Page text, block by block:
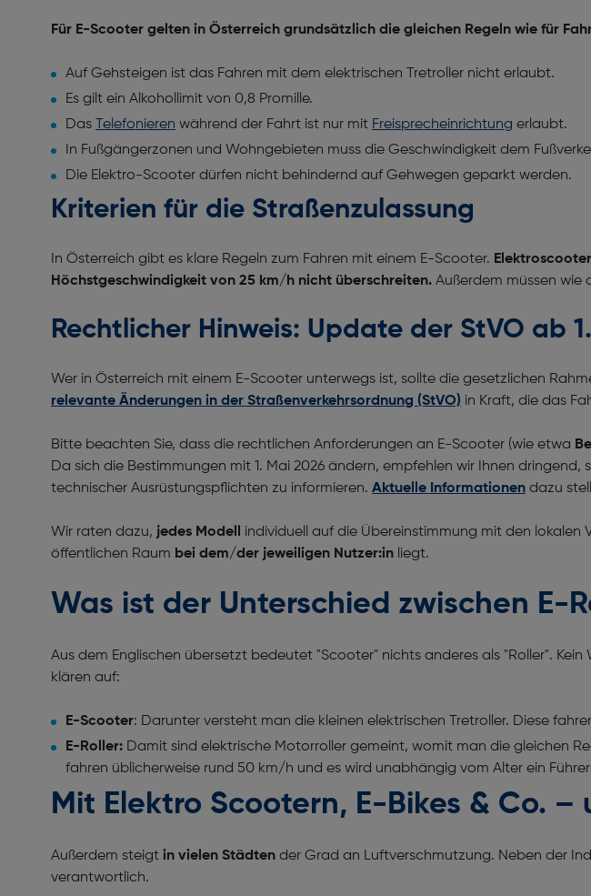
Für E-Scooter gelten in Österreich grundsätzlich die gleichen Regeln wie für
Auf Gehsteigen ist das Fahren mit dem elektrischen Tretroller nicht erlaubt.
Es gilt ein Alkohollimit von 0,8 Promille.
Das
Telefonieren während der Fahrt ist nur mit Freisprecheinrichtung erlaubt.
In Fußgängerzonen und Wohngebieten muss die Geschwindigkeit dem
Die Elektro-Scooter dürfen nicht behindernd auf Gehwegen geparkt werden.
Kriterien für die Straßenzulassung
In Österreich gibt es klare Regeln zum Fahren mit einem E-Scooter.
Höchstgeschwindigkeit von 25 km/h nicht überschreiten. Außerdem müssen wie
Rechtlicher Hinweis: Update der StVO ab
Wer in Österreich mit einem E-Scooter unterwegs ist, sollte die gesetzlichen
relevante Änderungen in der Straßenverkehrsordnung (StVO) in Kraft, die das
Bitte beachten Sie, dass die rechtlichen Anforderungen an E-Scooter (wie etwa
Da sich die Bestimmungen mit 1. Mai 2026 ändern, empfehlen wir Ihnen
technischer Ausrüstungspflichten zu informieren. Aktuelle Informationen dazu
Wir raten dazu, jedes Modell individuell auf die Übereinstimmung mit den lokalen
öffentlichen Raum bei dem/der jeweiligen Nutzer:in liegt.
Was ist der Unterschied zwischen E-
Aus dem Englischen übersetzt bedeutet "Scooter" nichts anderes als "Roller". Kein
klären auf:
E-Scooter: Darunter versteht man die kleinen elektrischen Tretroller. Diese
E-Roller: Damit sind elektrische Motorroller gemeint, womit man die gleichen
fahren üblicherweise rund 50 km/h und es wird unabhängig vom Alter ein
Mit Elektro Scootern, E-Bikes & Co.
Außerdem steigt in vielen Städten der Grad an Luftverschmutzung. Neben der
verantwortlich.